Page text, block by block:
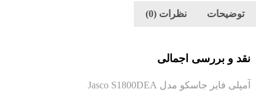
توضیحات نظرات (0)
نقد و بررسی اجمالی
آمپلی فایر جاسکو مدل Jasco S1800DEA